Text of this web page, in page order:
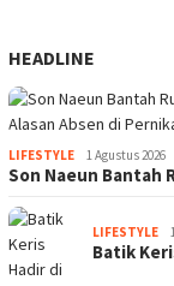
HEADLINE
LIFESTYLE 1 Agustus 2026
Son Naeun Bantah
LIFESTYLE
Batik